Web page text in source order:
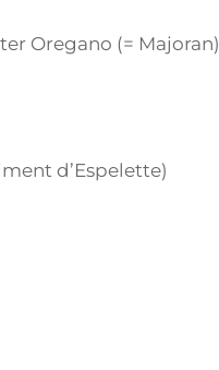
Oregano (= Majoran)
d’Espelette)